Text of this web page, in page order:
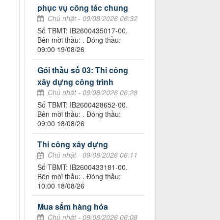
phục vụ công tác chung
Chủ nhật - 09/08/2026 06:32
Số TBMT: IB2600435017-00.
Bên mời thầu: . Đóng thầu:
09:00 19/08/26
Gói thầu số 03: Thi công
xây dựng công trình
Chủ nhật - 09/08/2026 06:28
Số TBMT: IB2600428652-00.
Bên mời thầu: . Đóng thầu:
09:00 18/08/26
Thi công xây dựng
Chủ nhật - 09/08/2026 06:11
Số TBMT: IB2600433181-00.
Bên mời thầu: . Đóng thầu:
10:00 18/08/26
Mua sắm hàng hóa
Chủ nhật - 09/08/2026 06:08